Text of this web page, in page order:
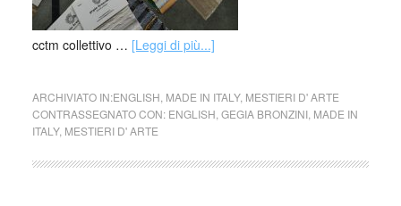
cctm collettivo … [Leggi di più...]
ARCHIVIATO IN:ENGLISH MADE IN ITALY, MESTIERI D' ARTE
CONTRASSEGNATO CON: ENGLISH GEGIA BRONZINI, MADE IN
ITALY, MESTIERI D' ARTE